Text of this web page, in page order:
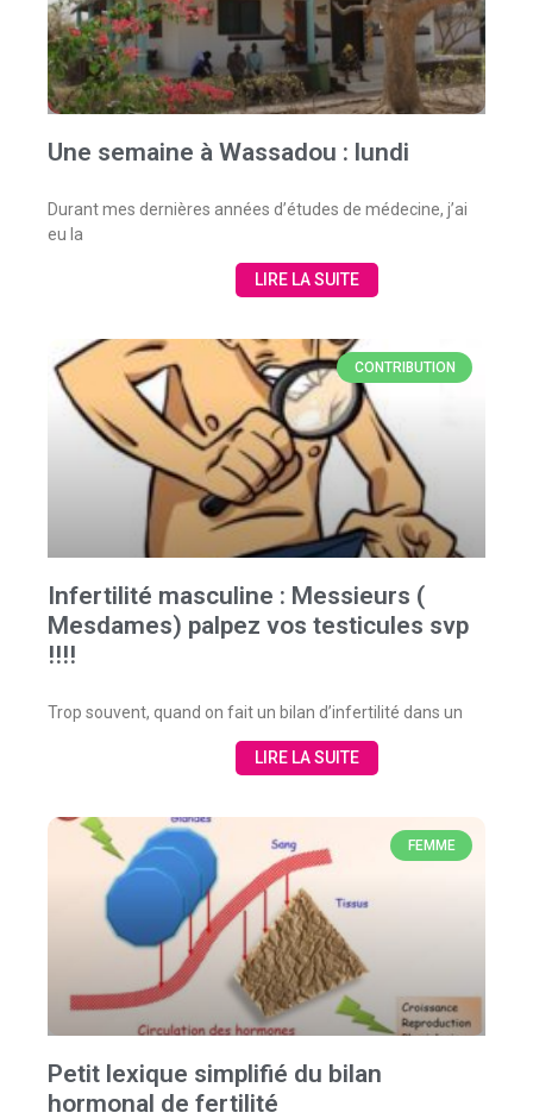
Une semaine à Wassadou : lundi
Durant mes dernières années d’études de médecine, j’ai
eu la
LIRE LA SUITE
CONTRIBUTION
Infertilité masculine : Messieurs (
Mesdames) palpez vos testicules svp
!!!!
Trop souvent, quand on fait un bilan d’infertilité dans un
LIRE LA SUITE
FEMME
Petit lexique simplifié du bilan
hormonal de fertilité